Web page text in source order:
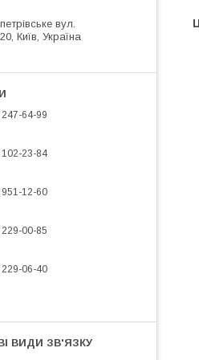
вул.
Київ, Україна
64-99
23-84
12-60
00-85
06-40